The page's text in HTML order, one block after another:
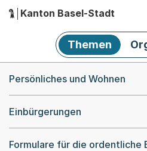
Hauptnavigation
Kanton Basel-Stadt
Themen
Persönliches und Wohnen
Einbürgerungen
Formulare für die ordentliche